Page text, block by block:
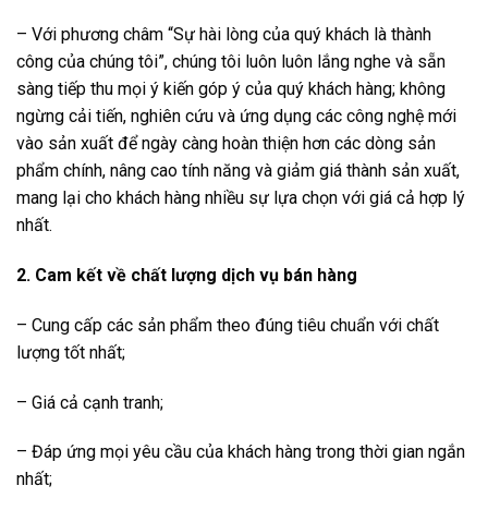
– Với phương châm “Sự hài lòng của quý khách là thành
công của chúng tôi”, chúng tôi luôn luôn lắng nghe và sẵn
sàng tiếp thu mọi ý kiến góp ý của quý khách hàng; không
ngừng cải tiến, nghiên cứu và ứng dụng các công nghệ mới
vào sản xuất để ngày càng hoàn thiện hơn các dòng sản
phẩm chính, nâng cao tính năng và giảm giá thành sản xuất,
mang lại cho khách hàng nhiều sự lựa chọn với giá cả hợp lý
nhất.
2. Cam kết về chất lượng dịch vụ bán hàng
– Cung cấp các sản phẩm theo đúng tiêu chuẩn với chất
lượng tốt nhất;
– Giá cả cạnh tranh;
– Đáp ứng mọi yêu cầu của khách hàng trong thời gian ngắn
nhất;